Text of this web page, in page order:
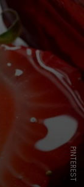
PINTEREST